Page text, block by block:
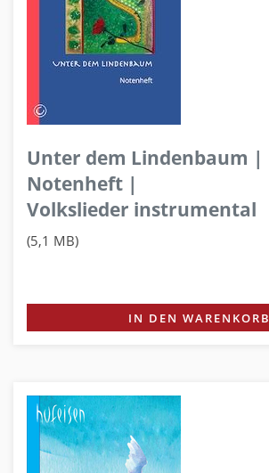
Unter dem Lindenbaum |
Notenheft |
Volkslieder instrumental
(5,1 MB)
IN DEN WARENKORB